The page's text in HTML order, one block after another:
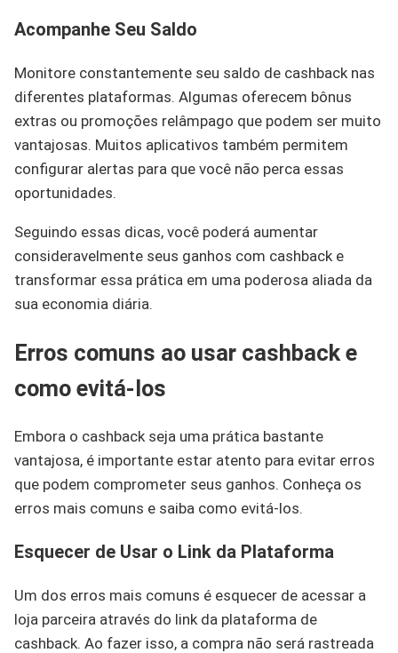
Acompanhe Seu Saldo
Monitore constantemente seu saldo de cashback nas
diferentes plataformas. Algumas oferecem bônus
extras ou promoções relâmpago que podem ser muito
vantajosas. Muitos aplicativos também permitem
configurar alertas para que você não perca essas
oportunidades.
Seguindo essas dicas, você poderá aumentar
consideravelmente seus ganhos com cashback e
transformar essa prática em uma poderosa aliada da
sua economia diária.
Erros comuns ao usar cashback e
como evitá-los
Embora o cashback seja uma prática bastante
vantajosa, é importante estar atento para evitar erros
que podem comprometer seus ganhos. Conheça os
erros mais comuns e saiba como evitá-los.
Esquecer de Usar o Link da Plataforma
Um dos erros mais comuns é esquecer de acessar a
loja parceira através do link da plataforma de
cashback. Ao fazer isso, a compra não será rastreada